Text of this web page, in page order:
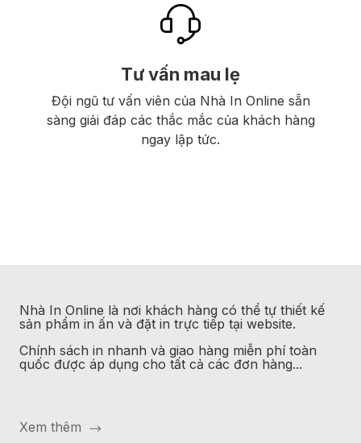
Tư vấn mau lẹ
Đội ngũ tư vấn viên của Nhà In Online sẵn
sàng giải đáp các thắc mắc của khách hàng
ngay lập tức.
Nhà In Online là nơi khách hàng có thể tự thiết kế
sản phẩm in ấn và đặt in trực tiếp tại website.
Chính sách in nhanh và giao hàng miễn phí toàn
quốc được áp dụng cho tất cả các đơn hàng...
Xem thêm